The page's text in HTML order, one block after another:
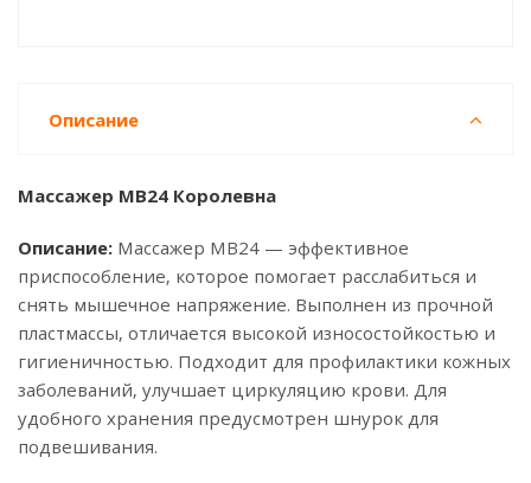
Описание
Массажер МВ24 Королевна
Описание: Массажер МВ24 — эффективное
приспособление, которое помогает расслабиться и
снять мышечное напряжение. Выполнен из прочной
пластмассы, отличается высокой износостойкостью и
гигиеничностью. Подходит для профилактики кожных
заболеваний, улучшает циркуляцию крови. Для
удобного хранения предусмотрен шнурок для
подвешивания.